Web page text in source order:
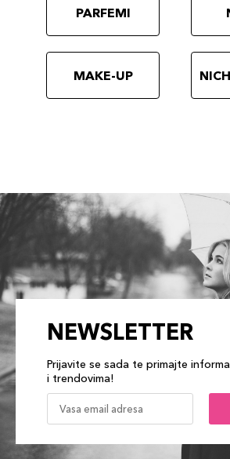
PARFEMI
MAKE-UP
NEWSLETTER
Prijavite se sada te primajte
i trendovima!